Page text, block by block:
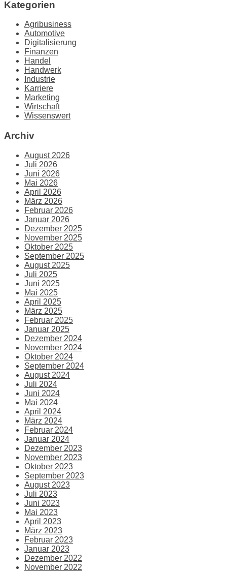
Kategorien
Agribusiness
Automotive
Digitalisierung
Finanzen
Handel
Handwerk
Industrie
Karriere
Marketing
Wirtschaft
Wissenswert
Archiv
August 2026
Juli 2026
Juni 2026
Mai 2026
April 2026
März 2026
Februar 2026
Januar 2026
Dezember 2025
November 2025
Oktober 2025
September 2025
August 2025
Juli 2025
Juni 2025
Mai 2025
April 2025
März 2025
Februar 2025
Januar 2025
Dezember 2024
November 2024
Oktober 2024
September 2024
August 2024
Juli 2024
Juni 2024
Mai 2024
April 2024
März 2024
Februar 2024
Januar 2024
Dezember 2023
November 2023
Oktober 2023
September 2023
August 2023
Juli 2023
Juni 2023
Mai 2023
April 2023
März 2023
Februar 2023
Januar 2023
Dezember 2022
November 2022